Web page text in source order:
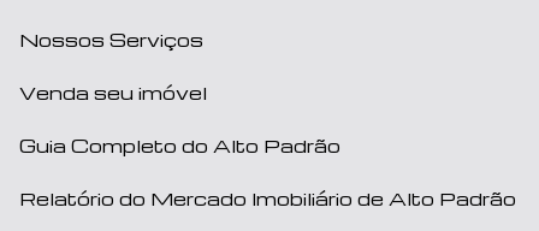
Nossos Serviços
Venda seu imóvel
Guia Completo do Alto Padrão
Relatório do Mercado Imobiliário de Alto Padrão